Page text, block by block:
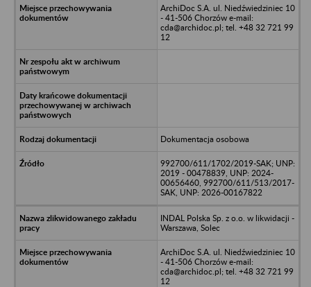
ArchiDoc S.A. ul. Niedźwiedziniec 10
- 41-506 Chorzów e-mail:
cda@archidoc.pl; tel. +48 32 721 99
12
Dokumentacja osobowa
992700/611/1702/2019-SAK; UNP:
2019 - 00478839, UNP: 2024-
00656460, 992700/611/513/2017-
SAK, UNP: 2026-00167822
INDAL Polska Sp. z o.o. w likwidacji -
Warszawa, Solec
ArchiDoc S.A. ul. Niedźwiedziniec 10
- 41-506 Chorzów e-mail:
cda@archidoc.pl; tel. +48 32 721 99
12